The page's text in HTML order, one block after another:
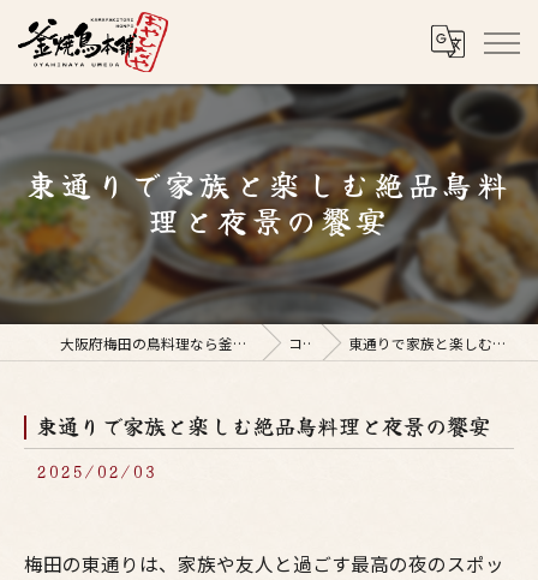
東通りで家族と楽しむ絶品鳥料
理と夜景の饗宴
大阪府梅田の鳥料理なら釜焼鳥本舗おやひなや 梅田店 コラム 東通りで家族と楽しむ絶品鳥料理と夜景の饗宴
東通りで家族と楽しむ絶品鳥料理と夜景の饗宴
2025/02/03
梅田の東通りは、家族や友人と過ごす最高の夜のスポッ